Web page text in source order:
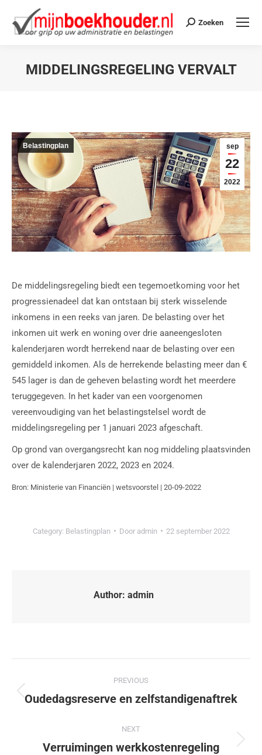
Zoeken
MIDDELINGSREGELING VERVALT
sep
22
2022
Belastingplan
De middelingsregeling biedt een tegemoetkoming voor het
progressienadeel dat kan ontstaan bij sterk wisselende
inkomens in een reeks van jaren. De belasting over het
inkomen uit werk en woning over drie aaneengesloten
kalenderjaren wordt herrekend naar de belasting over een
gemiddeld inkomen. Als de herrekende belasting meer dan €
545 lager is dan de geheven belasting wordt het meerdere
teruggegeven. In het kader van een voorgenomen
vereenvoudiging van het belastingstelsel wordt de
middelingsregeling per 1 januari 2023 afgeschaft.
Op grond van overgangsrecht kan nog middeling plaatsvinden
over de kalenderjaren 2022, 2023 en 2024.
Bron: Ministerie van Financiën | wetsvoorstel | 20-09-2022
Category: Belastingplan Door admin 22 september 2022
Author: admin
PREVIOUS
Oudedagsreserve en zelfstandigenaftrek
NEXT
Verruimingen werkkostenregeling